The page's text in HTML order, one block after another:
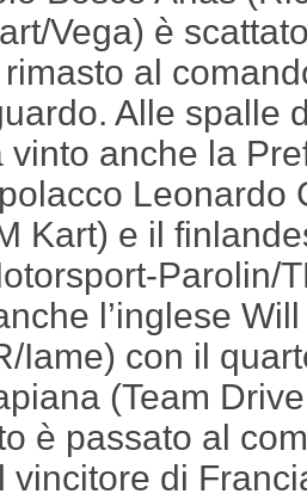
Vega) è
al
Alle spalle
vinto anche la
Leonardo
Kart) e il
Parolin/
l’inglese
Iame) con il
(Team
è passato al
vincitore di